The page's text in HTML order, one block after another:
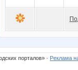
порталов» · Реклама